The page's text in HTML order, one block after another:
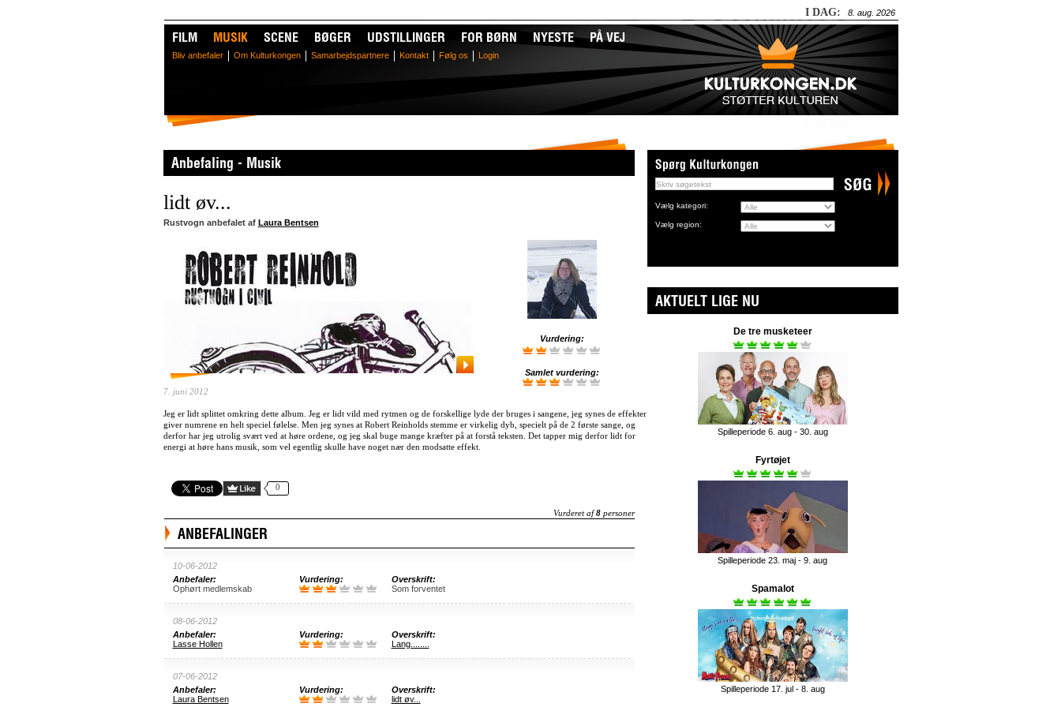
I DAG: 8. aug. 2026
FILM MUSIK SCENE BØGER UDSTILLINGER FOR BØRN NYESTE PÅ VEJ
Bliv anbefaler Om Kulturkongen Samarbejdspartnere Kontakt Følg os Login
Anbefaling - Musik
lidt øv...
Rustvogn anbefalet af Laura Bentsen
7. juni 2012
Vurdering:
Samlet vurdering:
Jeg er lidt splittet omkring dette album. Jeg er lidt vild med rytmen og de forskellige lyde der bruges i sangene, jeg synes de effekter
giver numrene en helt speciel følelse. Men jeg synes at Robert Reinholds stemme er virkelig dyb, specielt på de 2 første sange, og
derfor har jeg utrolig svært ved at høre ordene, og jeg skal buge mange kræfter på at forstå teksten. Det tapper mig derfor lidt for
energi at høre hans musik, som vel egentlig skulle have noget nær den modsatte effekt.
0
Vurderet af8personer
ANBEFALINGER
10-06-2012
Anbefaler:
Ophørt medlemskab
Vurdering:
Overskrift:
Som forventet
08-06-2012
Anbefaler:
Lasse Hollen
Vurdering:
Overskrift:
Lang........
07-06-2012
Anbefaler:
Laura Bentsen
Vurdering:
Overskrift:
lidt øv...
Vælg kategori:
Vælg region:
AKTUELT LIGE NU
De tre musketeer
Spilleperiode 6. aug - 30. aug
Fyrtøjet
Spilleperiode 23. maj - 9. aug
Spamalot
Spilleperiode 17. jul - 8. aug